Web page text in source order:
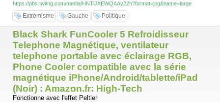
https://pbs.twimg.com/media/HNTlJXEWQAAy22h?format=jpg&name=large
Extrémisme Gauche Politique
Black Shark FunCooler 5 Refroidisseur
Telephone Magnétique, ventilateur
telephone portable avec éclairage RGB,
Phone Cooler compatible avec la série
magnétique iPhone/Android/tablette/iPad
(Noir) : Amazon.fr: High-Tech
Fonctionne avec l'effet Peltier